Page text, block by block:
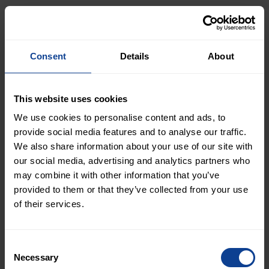
Consent Details About
This website uses cookies
We use cookies to personalise content and ads, to
provide social media features and to analyse our traffic.
We also share information about your use of our site with
our social media, advertising and analytics partners who
may combine it with other information that you’ve
provided to them or that they’ve collected from your use
of their services.
Selection
Necessary
XPartners Group levererade ett stabilt tredje kvartal
med föregående år och uppgick till 747 MSEK. EBITA
inklusive jämförelsestörande poster ökade till 69
MSEK, motsvarande en marginal om 9,2 procent
samtidigt som EBITA exklusive jämförelsestörande
poster ökade till 105 MSEK, motsvarande en
marginal om 14,1 procent.
Finansiell utveckling
Marknaden uppvisar fortsatt en blandad utveckling,
med god efterfrågan och sunda marginaler. Även
Norge levererar starka resultat och vi ser goda